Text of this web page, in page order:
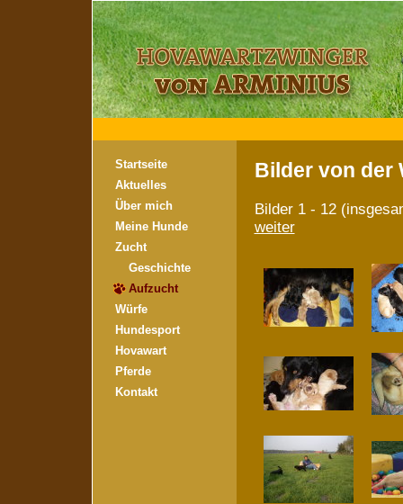
Startseite
Aktuelles
Über mich
Meine Hunde
Zucht
Geschichte
Aufzucht
Würfe
Hundesport
Hovawart
Pferde
Kontakt
Bilder von der
Bilder 1 - 12
weiter